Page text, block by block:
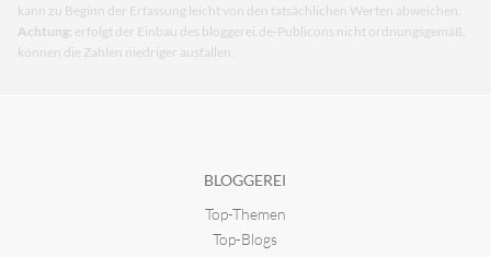
kann zu Beginn der Erfassung leicht von den tatsächlichen Werten abweichen.
Achtung: erfolgt der Einbau des bloggerei.de-Publicons nicht ordnungsgemäß,
können die Zahlen niedriger ausfallen.
BLOGGEREI
Top-Themen
Top-Blogs